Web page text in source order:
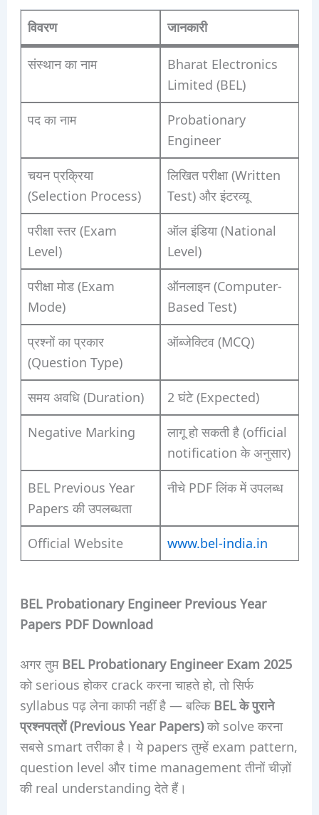
विवरण जानकारी
संस्थान का नाम
Bharat Electronics
Limited (BEL)
पद का नाम
Probationary
Engineer
चयन प्रक्रिया
(Selection Process)
लिखित परीक्षा (Written
Test) और इंटरव्यू
परीक्षा स्तर (Exam
Level)
ऑल इंडिया (National
Level)
परीक्षा मोड (Exam
Mode)
ऑनलाइन (Computer-
Based Test)
प्रश्नों का प्रकार
(Question Type)
ऑब्जेक्टिव (MCQ)
समय अवधि (Duration) 2 घंटे (Expected)
Negative Marking
लागू हो सकती है (official
notification के अनुसार)
BEL Previous Year
Papers की उपलब्धता
नीचे PDF लिंक में उपलब्ध
Official Website www.bel-india.in
BEL Probationary Engineer Previous Year
Papers PDF Download
अगर तुमBEL Probationary Engineer Exam 2025
को serious होकर crack करना चाहते हो, तो सिर्फ
syllabus पढ़ लेना काफी नहीं है — बल्किBEL के पुराने
प्रश्नपत्रों (Previous Year Papers)को solve करना
सबसे smart तरीका है। ये papers तुम्हें exam pattern,
question level और time management तीनों चीज़ों
की real understanding देते हैं।